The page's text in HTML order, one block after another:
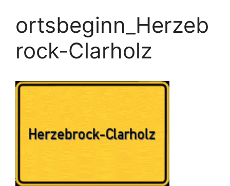
ortsbeginn_Herzeb
rock-Clarholz